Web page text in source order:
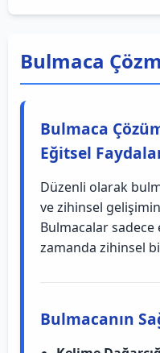
Bulmaca
Bulmaca
Eğitsel
Düzenli olarak
ve zihinsel
Bulmacalar sadece
zamanda zihinsel
Bulmacanın